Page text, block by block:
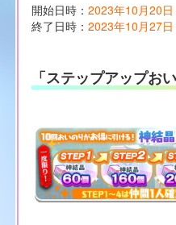
開始日時： 2023年10月20
終了日時： 2023年10月27
「ステップアップお